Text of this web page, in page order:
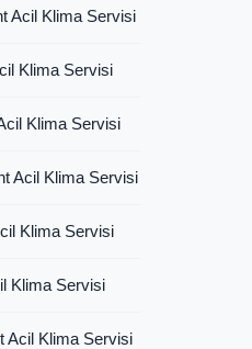
Acil Klima Servisi
Klima Servisi
Klima Servisi
Acil Klima Servisi
Klima Servisi
Klima Servisi
Acil Klima Servisi